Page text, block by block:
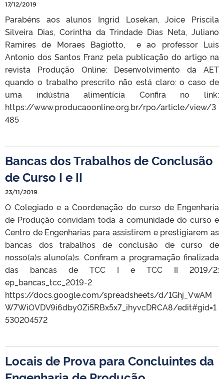
17/12/2019
Parabéns aos alunos Ingrid Losekan, Joice Priscila
Silveira Dias, Corintha da Trindade Dias Neta, Juliano
Ramires de Moraes Bagiotto, e ao professor Luis
Antonio dos Santos Franz pela publicação do artigo na
revista Produção Online: Desenvolvimento da AET
quando o trabalho prescrito não está claro: o caso de
uma indústria alimentícia Confira no link:
https://www.producaoonline.org.br/rpo/article/view/3
485
Bancas dos Trabalhos de Conclusão
de Curso I e II
23/11/2019
O Colegiado e a Coordenação do curso de Engenharia
de Produção convidam toda a comunidade do curso e
Centro de Engenharias para assistirem e prestigiarem as
bancas dos trabalhos de conclusão de curso de
nosso(a)s aluno(a)s. Confiram a programação finalizada
das bancas de TCC I e TCC II 2019/2:
ep_bancas_tcc_2019-2
https://docs.google.com/spreadsheets/d/1Ghj_VwAM
W7WiOVDV9i6dby0Zi5RBx5x7_ihyvcDRCA8/edit#gid=1
530204572
Locais de Prova para Concluintes da